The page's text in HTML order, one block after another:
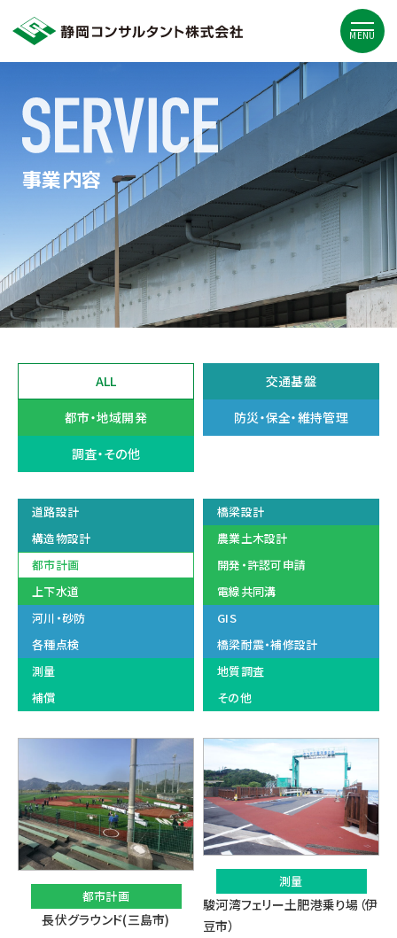
MENU
事業内容
ALL 交通基盤
都市・地域開発 防災・保全・維持管理
調査・その他
道路設計
橋梁設計
構造物設計
農業土木設計
都市計画
開発・許認可申請
上下水道
電線共同溝
河川・砂防
GIS
各種点検
橋梁耐震・補修設計
測量
地質調査
補償
その他
都市計画
長伏グラウンド(三島市)
測量
駿河湾フェリー土肥港乗り場（伊
豆市）